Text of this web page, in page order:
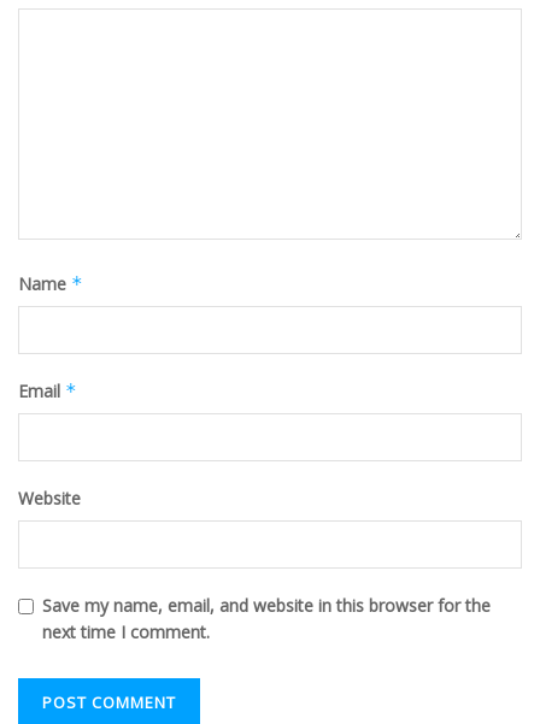
Name *
Email *
Website
Save my name, email, and website in this browser for the
next time I comment.